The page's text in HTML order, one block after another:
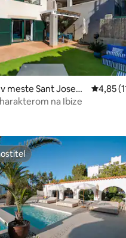
4,94 z 5, počet hodnotení:
meste Sant Josep
4,85
na Ibize